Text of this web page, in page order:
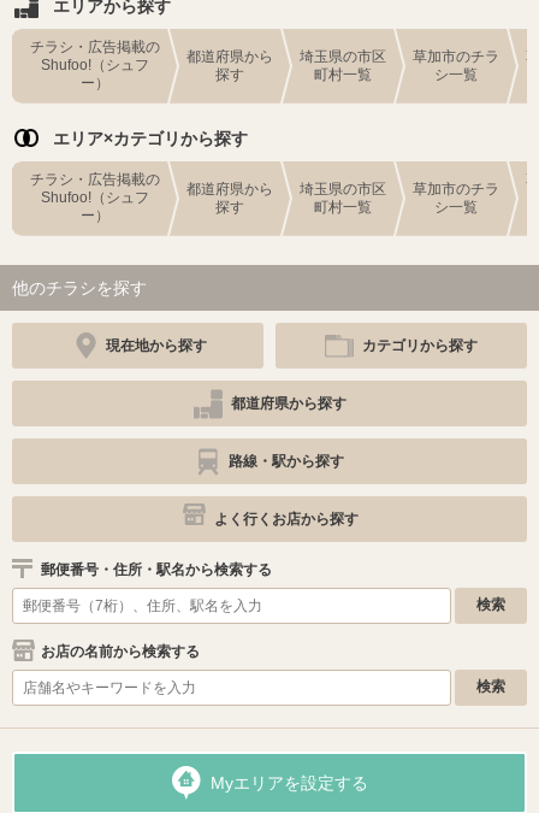
エリアから探す
チラシ・広告掲載の
Shufoo!（シュフ
ー）
都道府県から
探す
埼玉県の市区
町村一覧
草加市のチラ
シ一覧
エリア×カテゴリから探す
チラシ・広告掲載の
Shufoo!（シュフ
ー）
都道府県から
探す
埼玉県の市区
町村一覧
草加市のチラ
シ一覧
他のチラシを探す
現在地から探す カテゴリから探す
都道府県から探す
路線・駅から探す
よく行くお店から探す
郵便番号・住所・駅名から検索する
お店の名前から検索する
Myエリアを設定する